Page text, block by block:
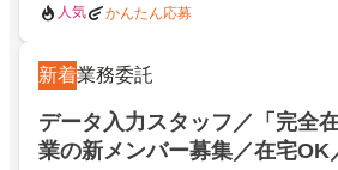
人気 かんたん応募
新着業務委託
データ入力スタッフ／「完全
業の新メンバー募集／在宅OK